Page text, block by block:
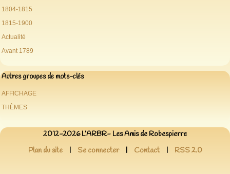
1804-1815
1815-1900
Actualité
Avant 1789
Autres groupes de mots-clés
AFFICHAGE
THÈMES
2012-2026 L’ARBR- Les Amis de Robespierre
Plan du site
| Se connecter | Contact | RSS 2.0